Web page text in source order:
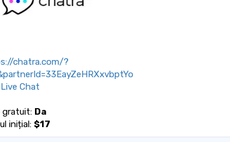
chatra.com/?
Chat
gratuit: Da
inițial: $17